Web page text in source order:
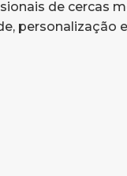
de cercas
personalização